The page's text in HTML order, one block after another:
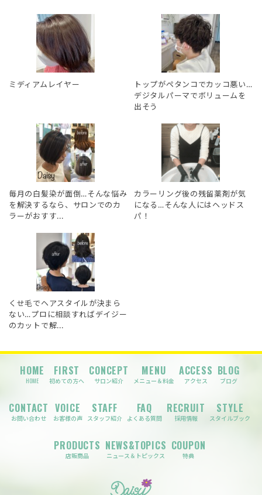
ミディアムレイヤー
トップがペタンコでカッコ悪い…
デジタルパーマでボリュームを
出そう
毎月の白髪染が面倒…そんな悩み
を解決するなら、サロンでのカ
ラーがおすす...
カラーリング後の残留薬剤が気
になる…そんな人にはヘッドス
パ！
くせ毛でヘアスタイルが決まら
ない…プロに相談すればデイジー
のカットで解...
HOME
HOME
FIRST
初めての方へ
CONCEPT
サロン紹介
MENU
メニュー＆料金
ACCESS
アクセス
BLOG
ブログ
CONTACT
お問い合わせ
VOICE
お客様の声
STAFF
スタッフ紹介
FAQ
よくある質問
RECRUIT
採用情報
STYLE
スタイルブック
PRODUCTS
店販商品
NEWS&TOPICS
ニュース＆トピックス
COUPON
特典